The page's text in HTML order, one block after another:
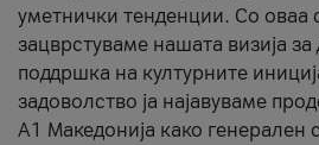
уметнички тенденции. Со оваа
зацврстуваме нашата визија
поддршка на културните
задоволство ја најавуваме
A1 Македонија како генерален